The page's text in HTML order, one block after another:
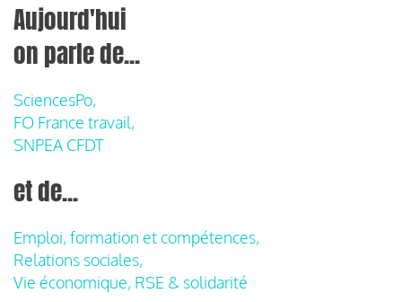
Aujourd'hui
on parle de...
SciencesPo,
FO France travail,
SNPEA CFDT
et de...
Emploi, formation et compétences,
Relations sociales,
Vie économique, RSE & solidarité